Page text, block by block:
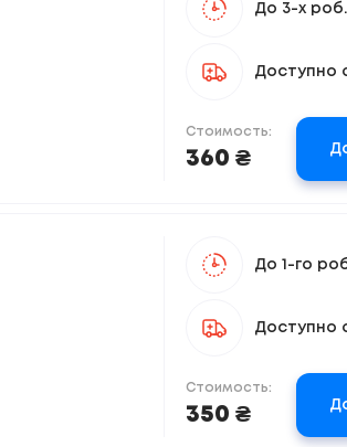
До 3-х
Доступно
Стоимость:
360 ₴
До 1-го
Доступно
Стоимость:
350 ₴